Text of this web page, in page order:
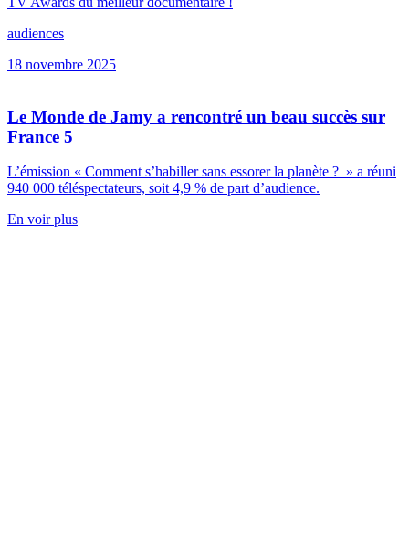
audiences
18 novembre 2025
Le Monde de Jamy a rencontré un beau succès sur
France 5
L’émission « Comment s’habiller sans essorer la planète ? » a réuni
940 000 téléspectateurs, soit 4,9 % de part d’audience.
En voir plus